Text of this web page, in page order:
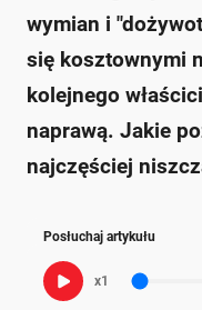
wymian i
się kosztownymi
kolejnego
naprawą. Jakie
najczęściej
Posłuchaj artykułu
x1